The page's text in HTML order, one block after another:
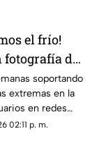
el frío!
del
Biblia con
con más
en Juárez
soportando
extremas en la
en redes
las nevadas de
02:11 p. m.